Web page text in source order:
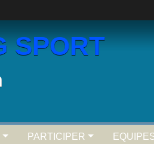
SPORT
PARTICIPER